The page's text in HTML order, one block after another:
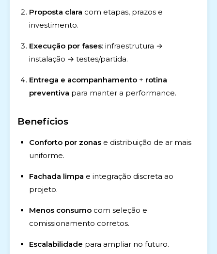
Proposta clara com etapas, prazos e
investimento.
Execução por fases: infraestrutura →
instalação → testes/partida.
Entrega e acompanhamento + rotina
preventiva para manter a performance.
Benefícios
Conforto por zonas e distribuição de ar mais
uniforme.
Fachada limpa e integração discreta ao
projeto.
Menos consumo com seleção e
comissionamento corretos.
Escalabilidade para ampliar no futuro.